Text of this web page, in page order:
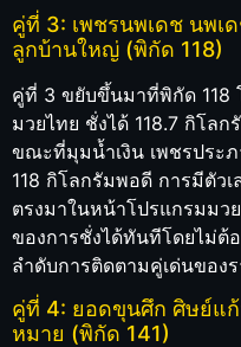
คู่ที่ 3: เพชรนพเดช นพเ
ลูกบ้านใหญ่ (พิกัด 118)
คู่ที่ 3 ขยับขึ้นมาที่พิกัด 118
มวยไทย ชั่งได้ 118.7 กิโล
ขณะที่มุมน้ำเงิน เพชรประ
118 กิโลกรัมพอดี การมีตัวเ
ตรงมาในหน้าโปรแกรมมว
ของการชั่งได้ทันทีโดยไม่ต้
ลำดับการติดตามคู่เด่นของ
คู่ที่ 4: ยอดขุนศึก ศิษย์แ
หมาย (พิกัด 141)